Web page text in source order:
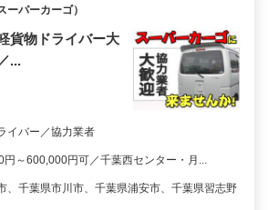
パーカーゴ）
貨物ドライバー大
...
イバー／協力業者
円～600,000円可／千葉西センター・月...
、千葉県市川市、千葉県浦安市、千葉県習志野